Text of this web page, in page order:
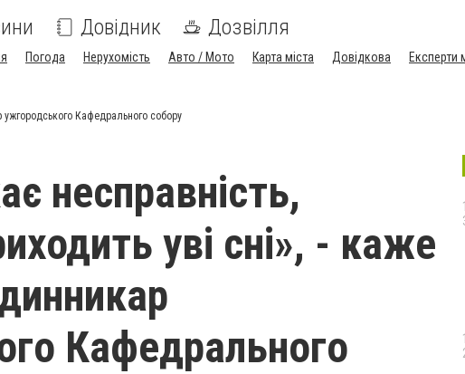
Довідник Дозвілля
Погода Нерухомість Авто / Мото Карта міста Довідкова
Експерти
ужгородського Кафедрального собору
несправність,
уві сні», - каже
Кафедрального